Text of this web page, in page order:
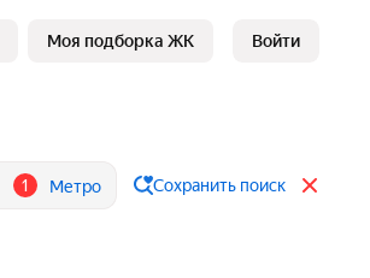
Моя подборка ЖК Войти
1 Метро Сохранить поиск